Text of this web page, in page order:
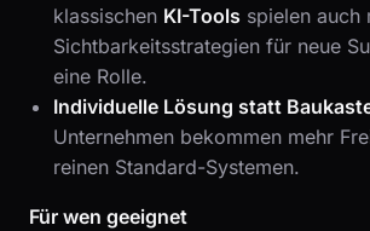
klassischen KI-Tools spielen auch
Sichtbarkeitsstrategien für neue
eine Rolle.
Individuelle Lösung statt
Unternehmen bekommen mehr
reinen Standard-Systemen.
Für wen geeignet